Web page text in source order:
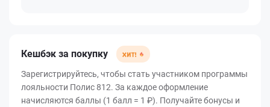
Кешбэк за покупку
Зарегистрируйтесь, чтобы стать участником программы
лояльности Полис 812. За каждое оформление
начисляются баллы (1 балл = 1 ₽). Получайте бонусы и